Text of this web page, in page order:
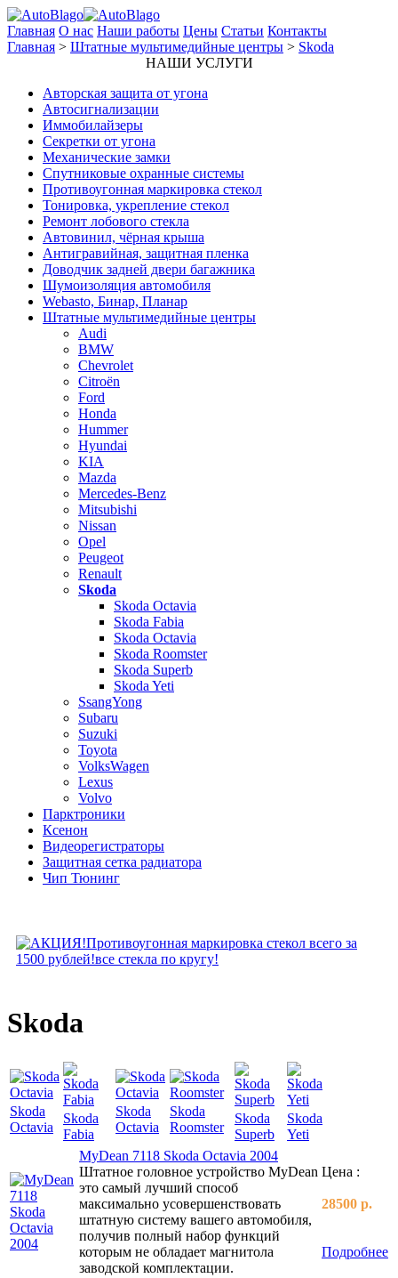
Главная О нас Наши работы Цены Статьи Контакты
Главная > Штатные мультимедийные центры > Skoda
НАШИ УСЛУГИ
Авторская защита от угона
Автосигнализации
Иммобилайзеры
Секретки от угона
Механические замки
Спутниковые охранные системы
Противоугонная маркировка стекол
Тонировка, укрепление стекол
Ремонт лобового стекла
Автовинил, чёрная крыша
Антигравийная, защитная пленка
Доводчик задней двери багажника
Шумоизоляция автомобиля
Webasto, Бинар, Планар
Штатные мультимедийные центры
Audi
BMW
Chevrolet
Citroёn
Ford
Honda
Hummer
Hyundai
KIA
Mazda
Mercedes-Benz
Mitsubishi
Nissan
Opel
Peugeot
Renault
Skoda
Skoda Octavia
Skoda Fabia
Skoda Octavia
Skoda Roomster
Skoda Superb
Skoda Yeti
SsangYong
Subaru
Suzuki
Toyota
VolksWagen
Lexus
Volvo
Парктроники
Ксенон
Видеорегистраторы
Защитная сетка радиатора
Чип Тюнинг
Skoda
Skoda
Octavia
Skoda
Fabia
Skoda
Octavia
Skoda
Roomster
Skoda
Superb
Skoda
Yeti
MyDean 7118 Skoda Octavia 2004
Штатное головное устройство MyDean
это самый лучший способ
максимально усовершенствовать
штатную систему вашего автомобиля,
получив полный набор функций
которым не обладает магнитола
заводской комплектации.
Цена :
28500 р.
Подробнее